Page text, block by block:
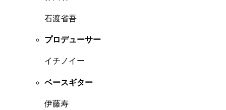
石渡省吾
プロデューサー
イチノイー
ベースギター
伊藤寿